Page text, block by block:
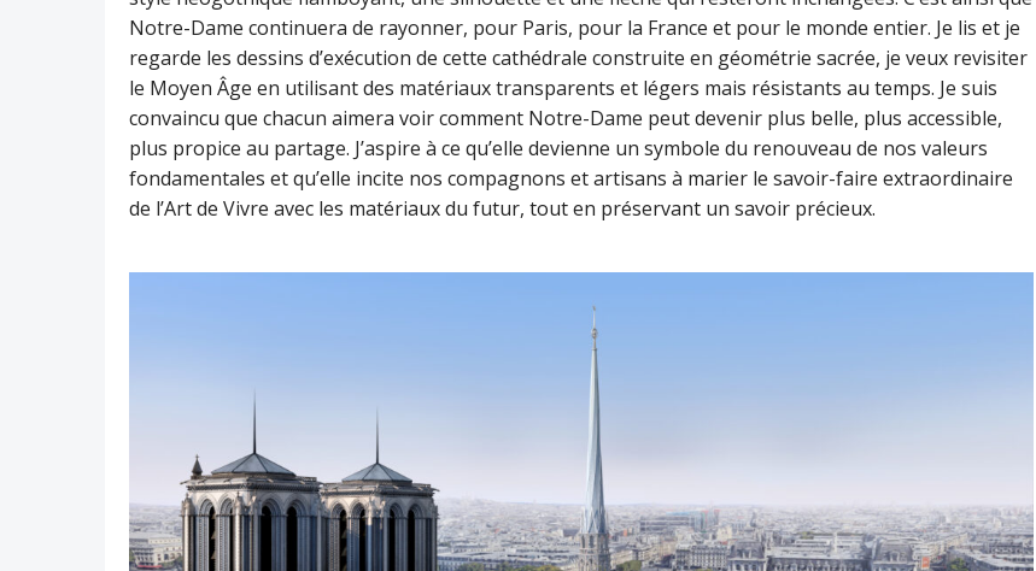
Notre-Dame continuera de rayonner, pour Paris, pour la France et pour le monde entier. Je lis et je
regarde les dessins d’exécution de cette cathédrale construite en géométrie sacrée, je veux revisiter
le Moyen Âge en utilisant des matériaux transparents et légers mais résistants au temps. Je suis
convaincu que chacun aimera voir comment Notre-Dame peut devenir plus belle, plus accessible,
plus propice au partage. J’aspire à ce qu’elle devienne un symbole du renouveau de nos valeurs
fondamentales et qu’elle incite nos compagnons et artisans à marier le savoir-faire extraordinaire
de l’Art de Vivre avec les matériaux du futur, tout en préservant un savoir précieux.